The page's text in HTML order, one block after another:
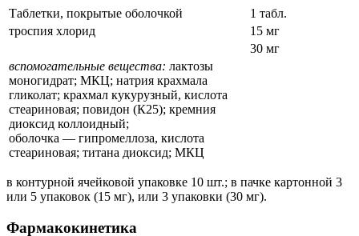
Таблетки, покрытые оболочкой
1 табл.
троспия хлорид
15 мг
30 мг
вспомогательные вещества: лактозы
моногидрат; МКЦ; натрия крахмала
гликолат; крахмал кукурузный, кислота
стеариновая; повидон (К25); кремния
диоксид коллоидный;
оболочка — гипромеллоза, кислота
стеариновая; титана диоксид; МКЦ
в контурной ячейковой упаковке 10 шт.; в пачке картонной 3
или 5 упаковок (15 мг), или 3 упаковки (30 мг).
Фармакокинетика